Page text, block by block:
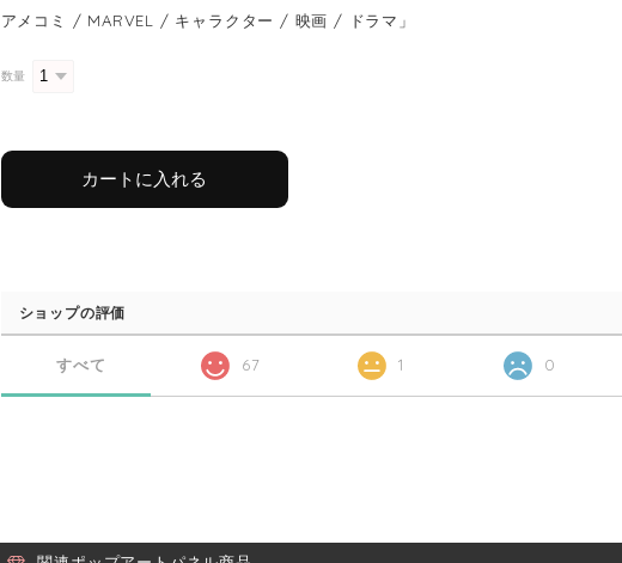
アメコミ / MARVEL / キャラクター / 映画 / ドラマ」
数量
カートに入れる
ショップの評価
すべて 67 1 0